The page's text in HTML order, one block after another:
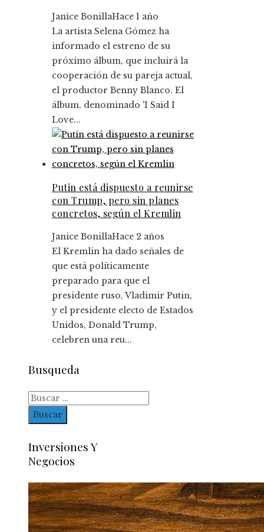
Janice BonillaHace 1 año
La artista Selena Gómez ha
informado el estreno de su
próximo álbum, que incluirá la
cooperación de su pareja actual,
el productor Benny Blanco. El
álbum, denominado 'I Said I
Love...
Putin está dispuesto a reunirse
con Trump, pero sin planes
concretos, según el Kremlin
Janice BonillaHace 2 años
El Kremlin ha dado señales de
que está políticamente
preparado para que el
presidente ruso, Vladimir Putin,
y el presidente electo de Estados
Unidos, Donald Trump,
celebren una reu...
Busqueda
Buscar:
Inversiones Y
Negocios